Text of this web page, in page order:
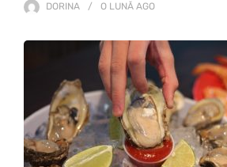
DORINA O LUNĂ AGO